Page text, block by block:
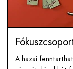
A hazai